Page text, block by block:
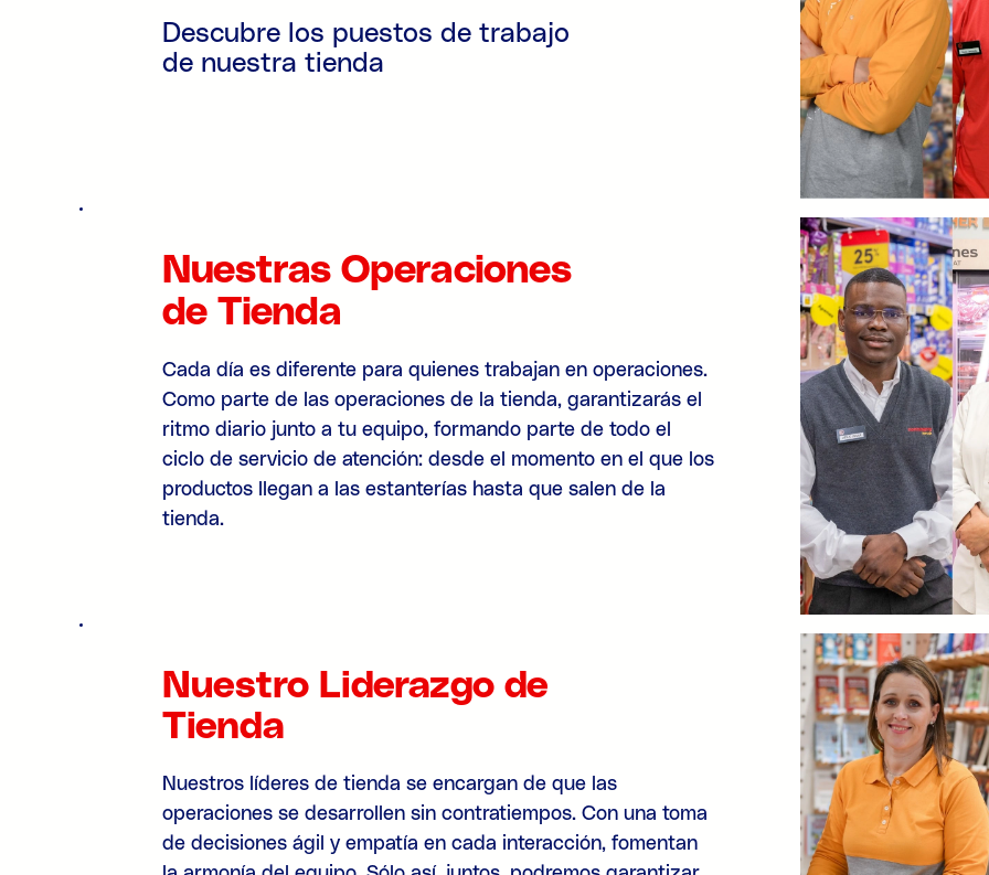
Descubre los puestos de trabajo
de nuestra tienda
Nuestras Operaciones
de Tienda
Cada día es diferente para quienes trabajan en operaciones.
Como parte de las operaciones de la tienda, garantizarás el
ritmo diario junto a tu equipo, formando parte de todo el
ciclo de servicio de atención: desde el momento en el que los
productos llegan a las estanterías hasta que salen de la
tienda.
Nuestro Liderazgo de
Tienda
Nuestros líderes de tienda se encargan de que las
operaciones se desarrollen sin contratiempos. Con una toma
de decisiones ágil y empatía en cada interacción, fomentan